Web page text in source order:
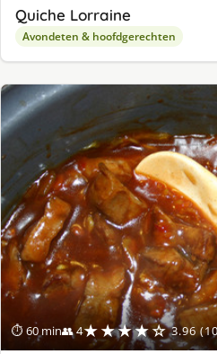
Quiche Lorraine
Avondeten & hoofdgerechten
⏱ 60 min👥 4★★★★☆ 3.96